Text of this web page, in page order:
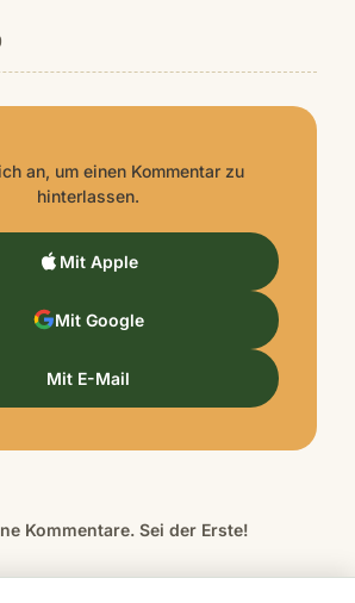
an, um einen Kommentar zu
hinterlassen.
Mit Apple
Mit Google
Mit E-Mail
Kommentare. Sei der Erste!